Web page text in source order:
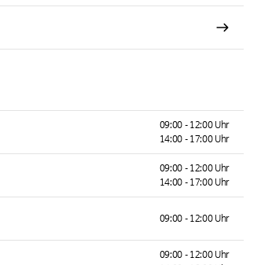
09:00 - 12:00 Uhr
14:00 - 17:00 Uhr
09:00 - 12:00 Uhr
14:00 - 17:00 Uhr
09:00 - 12:00 Uhr
09:00 - 12:00 Uhr